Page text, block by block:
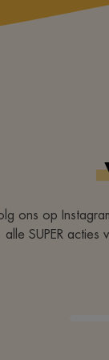
ons op
alle SUPER acties